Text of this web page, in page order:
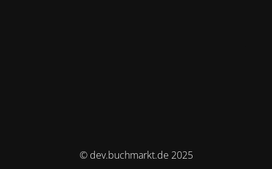
© dev.buchmarkt.de 2025